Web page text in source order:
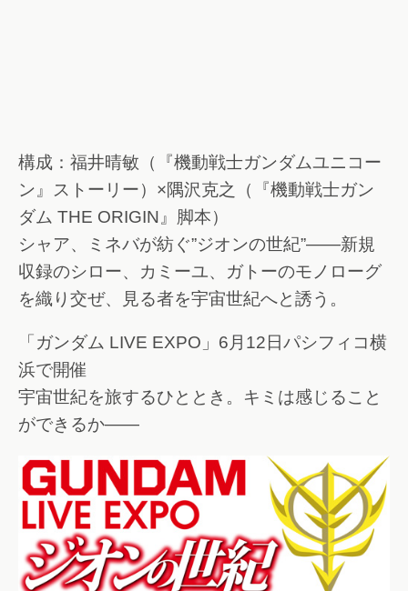
構成：福井晴敏（『機動戦士ガンダムユニコー
ン』ストーリー）×隅沢克之（『機動戦士ガン
ダム THE ORIGIN』脚本）
シャア、ミネバが紡ぐ”ジオンの世紀”――新規
収録のシロー、カミーユ、ガトーのモノローグ
を織り交ぜ、見る者を宇宙世紀へと誘う。
「ガンダム LIVE EXPO」6月12日パシフィコ横
浜で開催
宇宙世紀を旅するひととき。キミは感じること
ができるか――